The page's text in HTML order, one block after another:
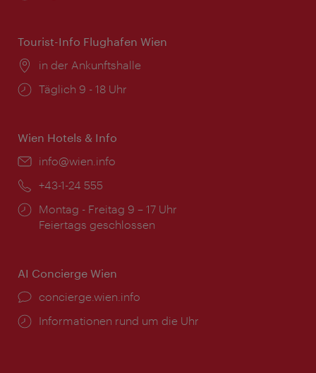
Tourist-Info Flughafen Wien
Ort:
in der Ankunftshalle
Öffnungszeiten:
Täglich 9 - 18 Uhr
Wien Hotels & Info
Email:
info@wien.info
Telefon:
+43-1-24 555
Öffnungszeiten:
Montag - Freitag 9 – 17 Uhr
Feiertags geschlossen
AI Concierge Wien
Ort:
concierge.wien.info
Öffnungszeiten:
Informationen rund um die Uhr